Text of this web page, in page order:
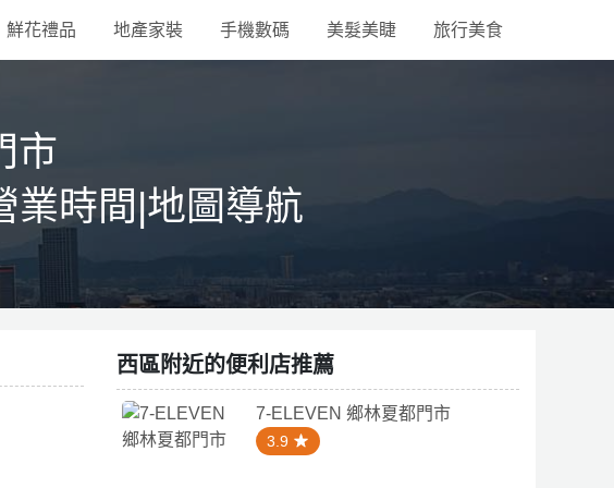
鮮花禮品 地產家裝 手機數碼 美髮美睫 旅行美食
市
業時間|地圖導航
西區附近的便利店推薦
7-ELEVEN 鄉林夏都門市
3.9